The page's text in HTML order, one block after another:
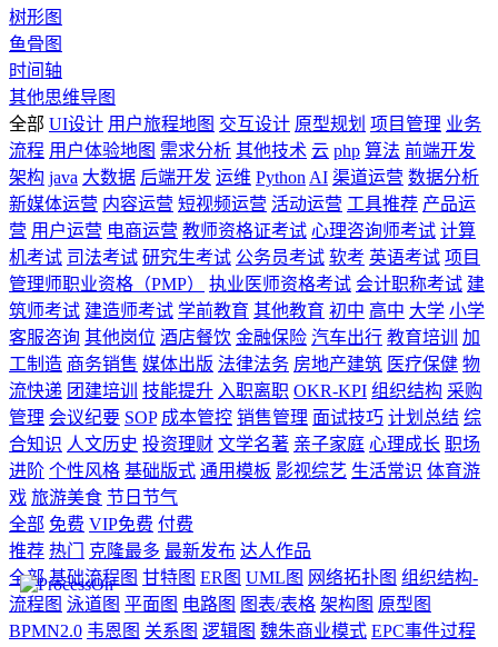
树形图
鱼骨图
时间轴
其他思维导图
全部 UI设计 用户旅程地图 交互设计 原型规划 项目管理 业务
流程 用户体验地图 需求分析 其他技术 云 php 算法 前端开发
架构 java 大数据 后端开发 运维 Python AI 渠道运营 数据分析
新媒体运营 内容运营 短视频运营 活动运营 工具推荐 产品运
营 用户运营 电商运营 教师资格证考试 心理咨询师考试 计算
机考试 司法考试 研究生考试 公务员考试 软考 英语考试 项目
管理师职业资格（PMP）
执业医师资格考试 会计职称考试 建
筑师考试 建造师考试 学前教育 其他教育 初中 高中 大学 小学
客服咨询 其他岗位 酒店餐饮 金融保险 汽车出行 教育培训
加
工制造 商务销售 媒体出版 法律法务 房地产建筑 医疗保健 物
流快递 团建培训 技能提升 入职离职 OKR-KPI 组织结构 采购
管理 会议纪要 SOP 成本管控 销售管理 面试技巧 计划总结 综
合知识 人文历史 投资理财 文学名著 亲子家庭 心理成长 职场
进阶 个性风格 基础版式 通用模板 影视综艺 生活常识 体育游
戏 旅游美食 节日节气
全部 免费 VIP免费 付费
推荐 热门 克隆最多 最新发布 达人作品
全部 基础流程图 甘特图 ER图 UML图 网络拓扑图 组织结构-
流程图 泳道图 平面图 电路图 图表/表格 架构图 原型图
BPMN2.0 韦恩图 关系图 逻辑图 魏朱商业模式 EPC事件过程